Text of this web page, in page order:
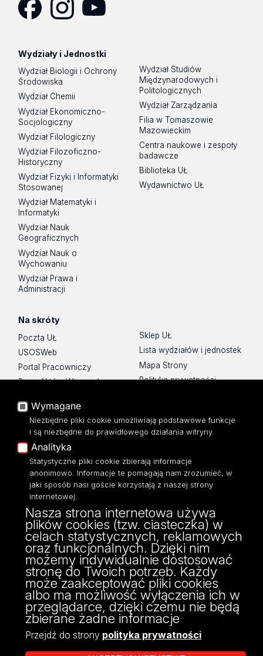
Wydziały i Jednostki
Wydział Biologii i Ochrony
Środowiska
Wydział Chemii
Wydział Ekonomiczno-
Socjologiczny
Wydział Filologiczny
Wydział Filozoficzno-
Historyczny
Wydział Fizyki i Informatyki
Stosowanej
Wydział Matematyki i
Informatyki
Wydział Nauk
Geograficznych
Wydział Nauk o
Wychowaniu
Wydział Prawa i
Administracji
Wydział Studiów
Międzynarodowych i
Politologicznych
Wydział Zarządzania
Filia w Tomaszowie
Mazowieckim
Centra naukowe i zespoły
badawcze
Biblioteka UŁ
Wydawnictwo UŁ
Na skróty
Poczta UŁ
USOSWeb
Portal Pracowniczy
Baza Aktów Własnych
Moodle
Eksperci UŁ
Polityka Prywatności
Dostępność
Sklep UŁ
Lista wydziałów i jednostek
Mapa Strony
Polityka prywatności
Biblioteka
Uniwersytetu Łódzkiego
Jana Matejki 32/38, 90-237 Łódź
42 635-60-57 -@:Informatorium
42 635-60-50 -@:Wypożyczalnia
42 635-60-02 -
@:Sekretariat
Wymagane
Niezbędne pliki cookie umożliwiają podstawowe funkcje
i są niezbędne do prawidłowego działania witryny.
Analityka
Statystyczne pliki cookie zbierają informacje
anonimowo. Informacje te pomagają nam zrozumieć, w
jaki sposób nasi goście korzystają z naszej strony
internetowej.
Nasza strona internetowa używa
plików cookies (tzw. ciasteczka) w
celach statystycznych, reklamowych
oraz funkcjonalnych. Dzięki nim
możemy indywidualnie dostosować
stronę do Twoich potrzeb. Każdy
może zaakceptować pliki cookies
albo ma możliwość wyłączenia ich w
przeglądarce, dzięki czemu nie będą
zbierane żadne informacje
Przejdź do strony polityka prywatności